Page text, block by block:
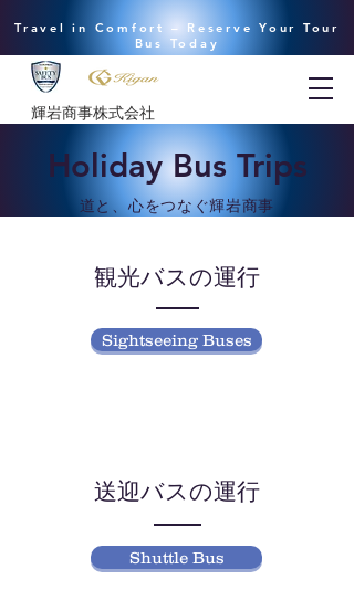
Travel in Comfort – Reserve Your Tour
Bus Today
​輝岩商事株式会社
Holiday Bus Trips
道と、心をつなぐ輝岩商事
観光バスの運行
Sightseeing Buses
送迎バスの運行
Shuttle Bus